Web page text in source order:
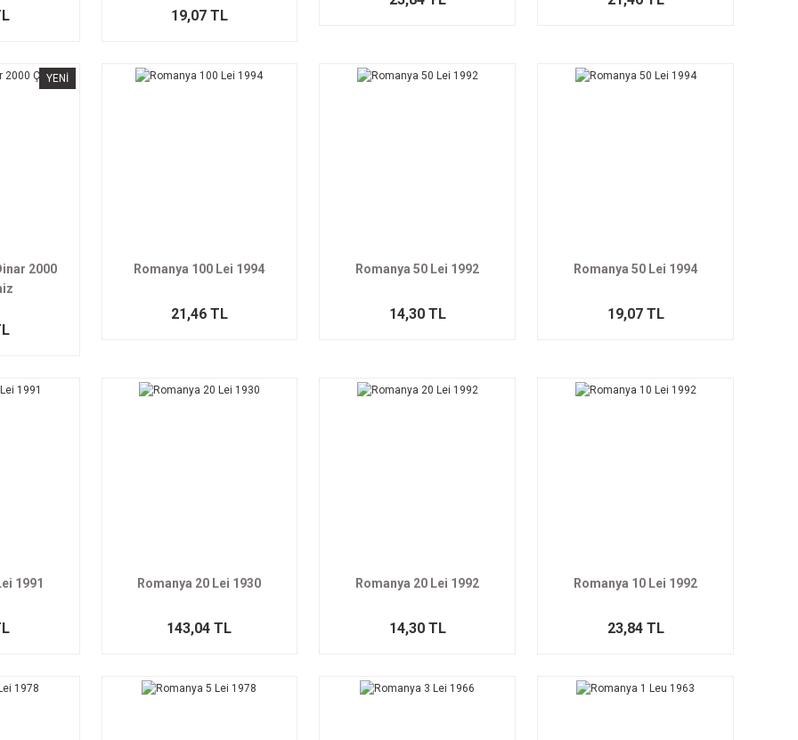
19,07 TL
YENİ
2000
Romanya 100 Lei 1994
21,46 TL
Romanya 50 Lei 1992
14,30 TL
Romanya 50 Lei 1994
19,07 TL
1991 Romanya 20 Lei 1930
143,04 TL
Romanya 20 Lei 1992
14,30 TL
Romanya 10 Lei 1992
23,84 TL